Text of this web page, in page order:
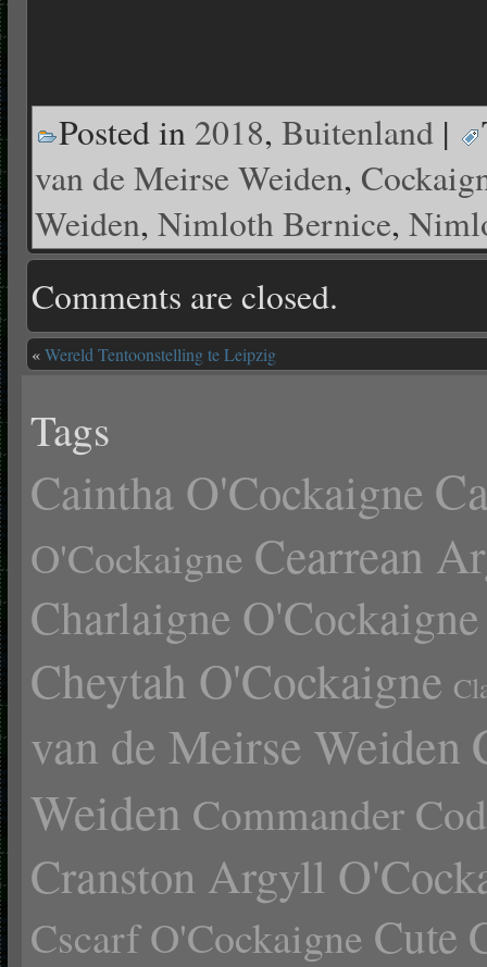
Posted in 2018, Buitenland |
van de Meirse Weiden,
Weiden, Nimloth Bernice,
Comments are closed.
«Wereld Tentoonstelling te Leipzig
Tags
Caintha O'Cockaigne
O'Cockaigne Cearrean
Charlaigne O'Cockaigne
Cheytah O'Cockaigne
van de Meirse Weiden
Weiden Commander
Cranston Argyll
Cscarf O'Cockaigne Cute